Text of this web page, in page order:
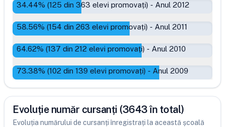
34.44% (125 din 363 elevi promovați) - Anul 2012
58.56% (154 din 263 elevi promovați) - Anul 2011
64.62% (137 din 212 elevi promovați) - Anul 2010
73.38% (102 din 139 elevi promovați) - Anul 2009
Evoluție număr cursanți (3643 în total)
Evoluția numărului de cursanți înregistrați la această școală